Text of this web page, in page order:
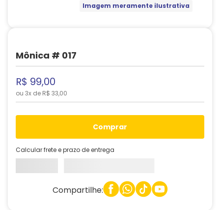
Imagem meramente ilustrativa
Mônica # 017
R$ 99,00
ou 3x de R$ 33,00
comprar
Calcular frete e prazo de entrega
Compartilhe: